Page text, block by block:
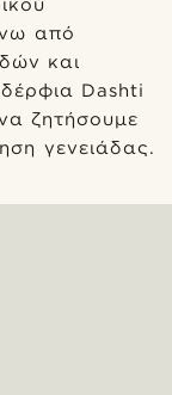
από
και
Dashti
ζητήσουμε
γενειάδας.